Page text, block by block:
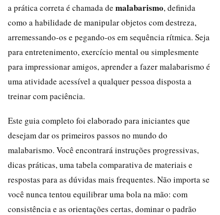
a prática correta é chamada de malabarismo, definida
como a habilidade de manipular objetos com destreza,
arremessando-os e pegando-os em sequência rítmica. Seja
para entretenimento, exercício mental ou simplesmente
para impressionar amigos, aprender a fazer malabarismo é
uma atividade acessível a qualquer pessoa disposta a
treinar com paciência.
Este guia completo foi elaborado para iniciantes que
desejam dar os primeiros passos no mundo do
malabarismo. Você encontrará instruções progressivas,
dicas práticas, uma tabela comparativa de materiais e
respostas para as dúvidas mais frequentes. Não importa se
você nunca tentou equilibrar uma bola na mão: com
consistência e as orientações certas, dominar o padrão